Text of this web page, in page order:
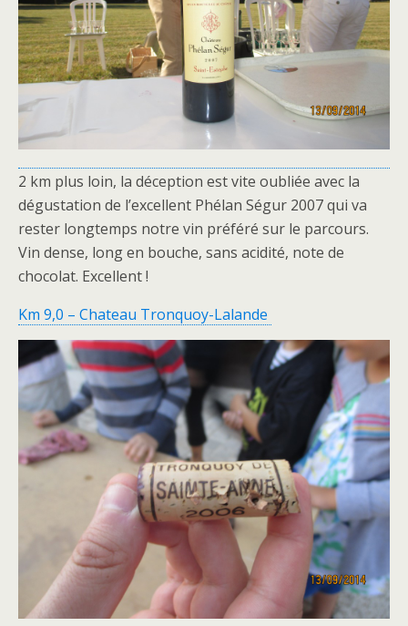
2 km plus loin, la déception est vite oubliée avec la
dégustation de l’excellent Phélan Ségur 2007 qui va
rester longtemps notre vin préféré sur le parcours.
Vin dense, long en bouche, sans acidité, note de
chocolat. Excellent !
Km 9,0 – Chateau Tronquoy-Lalande